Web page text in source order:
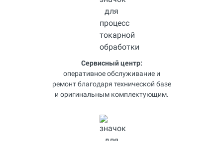
Сервисный центр:
оперативное обслуживание и
ремонт благодаря технической базе
и оригинальным комплектующим.